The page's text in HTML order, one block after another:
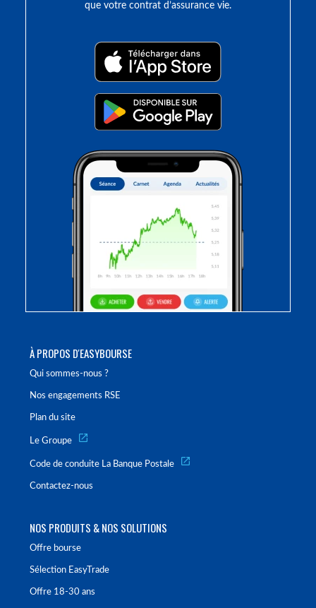
À PROPOS D'EASYBOURSE
Qui sommes-nous ?
Nos engagements RSE
Plan du site
Le Groupe
Code de conduite La Banque Postale
Contactez-nous
NOS PRODUITS & NOS SOLUTIONS
Offre bourse
Sélection EasyTrade
Offre 18-30 ans
que votre contrat d’assurance vie.